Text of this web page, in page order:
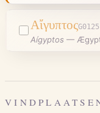
ΑἴγυπτοςG0125
Aígyptos —